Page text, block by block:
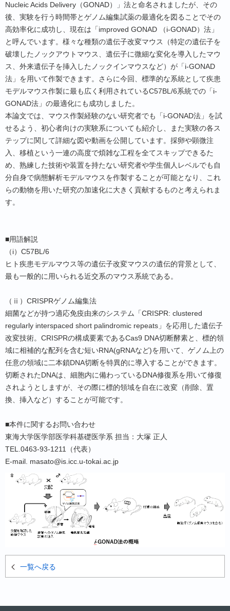
Nucleic Acids Delivery（GONAD）」法と命名されましたが、その
後、実験を行う時間帯とゲノム編集試薬の最適化を図ることでその
高効率化に成功し、現在は「improved GONAD （i-GONAD）法」
と呼んでいます。様々な種類の遺伝子改変マウス（特定の遺伝子を
破壊したノックアウトマウス、遺伝子に微細な変化を導入したマウ
ス、外来遺伝子を挿入したノックインマウスなど）が「i-GONAD
法」を用いて作製できます。さらに今回、標準的な系統として疾患
モデルマウス作製に最も広く利用されているC57BL/6系統での「i-
GONAD法」の最適化にも成功しました。
本論文では、マウス作製経験のない研究者でも「i-GONAD法」を試
せるよう、初心者向けの実験系についても紹介し、また実験の各ス
テップに関して詳細な図や動画を公開しています。採卵や顕微注
入、移植という一連の高度で煩雑な工程を全てスキップできるた
め、熟練した技術や装置を持たない研究者や学生個人レベルでも自
分自身で病態解析モデルマウスを作製することが可能となり、これ
らの動物を用いた研究の加速化に大きく貢献するものと考えられま
す。
■用語解説
（i）C57BL/6
ヒト疾患モデルマウス等の遺伝子改変マウスの遺伝的背景として、
最も一般的に用いられる近交系のマウス系統である。
（ⅱ）CRISPRゲノム編集法
細菌などが持つ適応免疫由来のシステム「CRISPR: clustered
regularly interspaced short palindromic repeats」を応用した遺伝子
改変技術。CRISPRの構成要素であるCas9 DNA切断酵素と、標的領
域に相補的な配列を含む短いRNA(gRNAなど)を用いて、ゲノム上の
任意の領域に二本鎖DNA切断を特異的に導入することができます。
切断されたDNAは、細胞内に備わっているDNA修復系を用いて修復
されようとしますが、その際に標的領域を自在に改変（削除、置
換、挿入など）することが可能です。
■本件に関するお問い合わせ
東海大学医学部医学科基礎医学系 担当：大塚 正人
TEL.0463-93-1211（代表）
E-mail. masato@is.icc.u-tokai.ac.jp
一覧へ戻る